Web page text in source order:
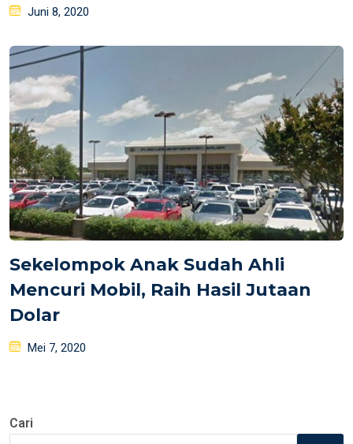
Posted
Juni 8, 2020
Sekelompok Anak Sudah Ahli
Mencuri Mobil, Raih Hasil Jutaan
Dolar
Posted
Mei 7, 2020
Cari